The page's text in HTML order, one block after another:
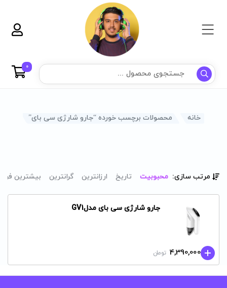
0
خانه محصولات برچسب خورده “جارو شارژی سی بای”
مرتب سازی: محبوبیت تاریخ ارزانترین گرانترین بیشترین
جارو شارژی سی بای مدلGV1
4,390,000 تومان